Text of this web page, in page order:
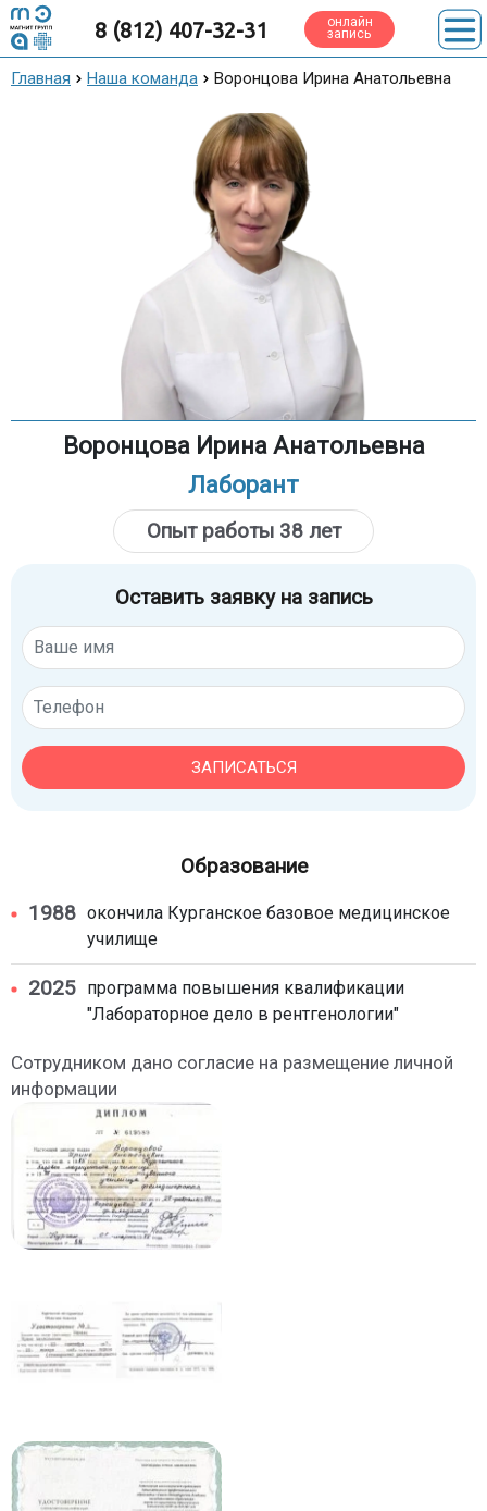
8 (812) 407-32-31 онлайн
запись
Главная Наша команда Воронцова Ирина Анатольевна
Воронцова Ирина Анатольевна
Лаборант
Опыт работы 38 лет
Оставить заявку на запись
ЗАПИСАТЬСЯ
Образование
1988 окончила Курганское базовое медицинское
училище
2025 программа повышения квалификации
"Лабораторное дело в рентгенологии"
Сотрудником дано согласие на размещение личной
информации